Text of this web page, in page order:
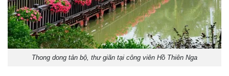
Thong dong tản bộ, thư giãn tại công viên Hồ Thiên Nga